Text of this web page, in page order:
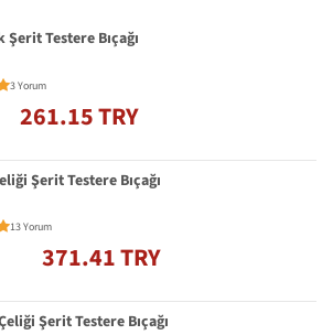
Şerit Testere Bıçağı
3 Yorum
261.15 TRY
Şerit Testere Bıçağı
13 Yorum
371.41 TRY
Şerit Testere Bıçağı